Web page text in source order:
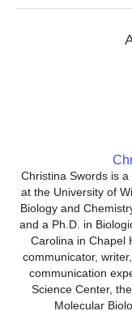
Christina Swords is
at the University of
Biology and
and a Ph.D. in
Carolina in Chapel
communicator,
communication
Science Center,
Molecular